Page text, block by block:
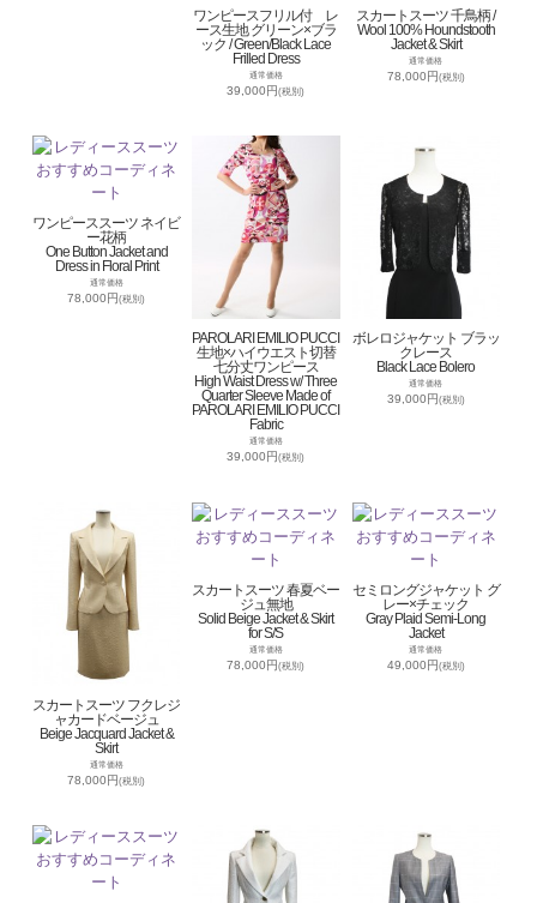
ワンピースフリル付 レ
ース生地 グリーン×ブラ
ック / Green/Black Lace
Frilled Dress
通常価格
39,000円(税別)
スカートスーツ 千鳥柄 /
Wool 100% Houndstooth
Jacket & Skirt
通常価格
78,000円(税別)
ワンピーススーツ ネイビ
ー花柄
One Button Jacket and
Dress in Floral Print
通常価格
78,000円(税別)
PAROLARI EMILIO PUCCI
生地×ハイウエスト切替
七分丈ワンピース
High Waist Dress w/ Three
Quarter Sleeve Made of
PAROLARI EMILIO PUCCI
Fabric
通常価格
39,000円(税別)
ボレロジャケット ブラッ
クレース
Black Lace Bolero
通常価格
39,000円(税別)
スカートスーツ フクレジ
ャカードベージュ
Beige Jacquard Jacket &
Skirt
通常価格
78,000円(税別)
スカートスーツ 春夏ベー
ジュ無地
Solid Beige Jacket & Skirt
for S/S
通常価格
78,000円(税別)
セミロングジャケット グ
レー×チェック
Gray Plaid Semi-Long
Jacket
通常価格
49,000円(税別)